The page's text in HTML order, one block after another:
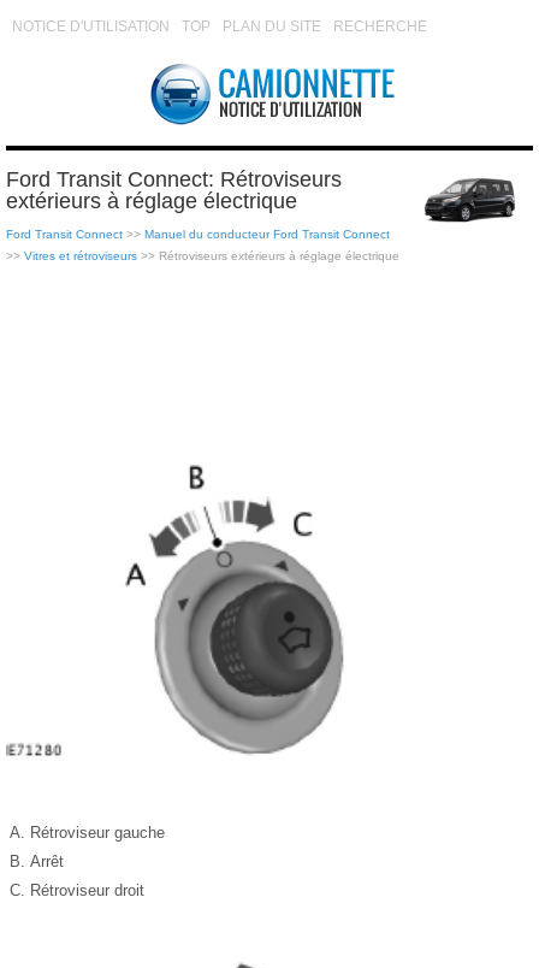
NOTICE D'UTILISATION TOP PLAN DU SITE RECHERCHE
Ford Transit Connect: Rétroviseurs
extérieurs à réglage électrique
Ford Transit Connect >> Manuel du conducteur Ford Transit Connect
>> Vitres et rétroviseurs >> Rétroviseurs extérieurs à réglage électrique
Rétroviseur gauche
Arrêt
Rétroviseur droit